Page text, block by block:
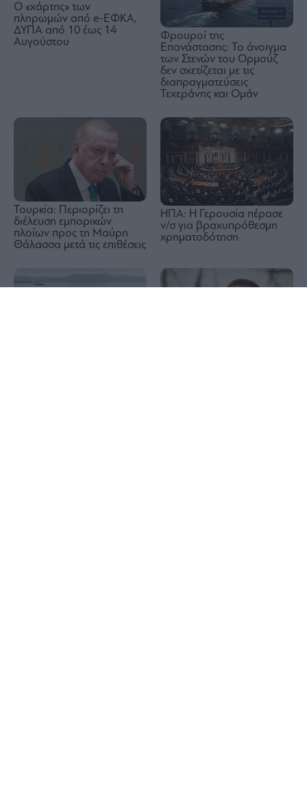
Ο «χάρτης» των
πληρωμών από e-ΕΦΚΑ,
ΔΥΠΑ από 10 έως 14
Αυγούστου
Φρουροί της
Επανάστασης: Το άνοιγμα
των Στενών του Ορμούζ
δεν σχετίζεται με τις
διαπραγματεύσεις
Τεχεράνης και Ομάν
Τουρκία: Περιορίζει τη
διέλευση εμπορικών
πλοίων προς τη Μαύρη
Θάλασσα μετά τις επιθέσεις
ΗΠΑ: Η Γερουσία πέρασε
ν/σ για βραχυπρόθεσμη
χρηματοδότηση